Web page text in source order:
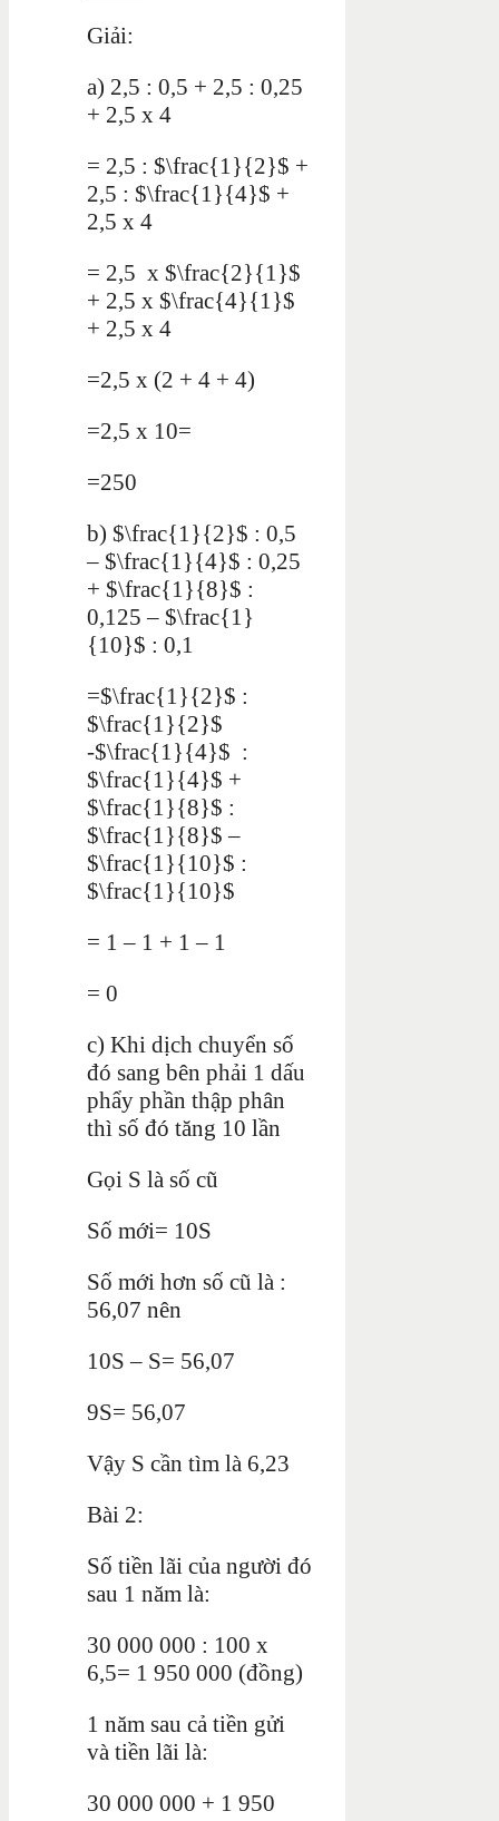
Giải:
a) 2,5 : 0,5 + 2,5 : 0,25
+ 2,5 x 4
= 2,5 : $\frac{1}{2}$ +
2,5 : $\frac{1}{4}$ +
2,5 x 4
= 2,5 x $\frac{2}{1}$
+ 2,5 x $\frac{4}{1}$
+ 2,5 x 4
=2,5 x (2 + 4 + 4)
=2,5 x 10=
=250
b) $\frac{1}{2}$ : 0,5
– $\frac{1}{4}$ : 0,25
+ $\frac{1}{8}$ :
0,125 – $\frac{1}
{10}$ : 0,1
=$\frac{1}{2}$ :
$\frac{1}{2}$
-$\frac{1}{4}$ :
$\frac{1}{4}$ +
$\frac{1}{8}$ :
$\frac{1}{8}$ –
$\frac{1}{10}$ :
$\frac{1}{10}$
= 1 – 1 + 1 – 1
= 0
c) Khi dịch chuyển số
đó sang bên phải 1 dấu
phẩy phần thập phân
thì số đó tăng 10 lần
Gọi S là số cũ
Số mới= 10S
Số mới hơn số cũ là :
56,07 nên
10S – S= 56,07
9S= 56,07
Vậy S cần tìm là 6,23
Bài 2:
Số tiền lãi của người đó
sau 1 năm là:
30 000 000 : 100 x
6,5= 1 950 000 (đồng)
1 năm sau cả tiền gửi
và tiền lãi là:
30 000 000 + 1 950